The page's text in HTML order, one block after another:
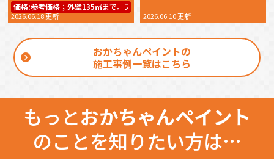
価格:参考価格；外壁135㎡まで。スーパーラジカルシリコンGH－IR49.8万円
2026.06.18 更新 2026.06.10 更新
おかちゃんペイントの
施工事例一覧はこちら
もっとおかちゃんペイント
のことを知りたい方は…